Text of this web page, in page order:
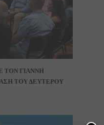
ΤΟΝ ΓΙΑΝΝΗ
ΤΟΥ ΔΕΥΤΕΡΟΥ